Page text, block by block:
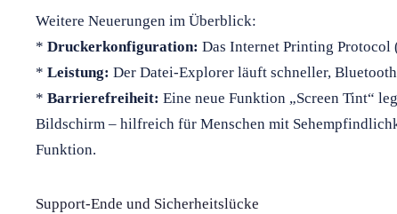
Weitere Neuerungen im Überblick:
* Druckerkonfiguration: Das Internet Printing Protocol
* Leistung: Der Datei-Explorer läuft schneller,
* Barrierefreiheit: Eine neue Funktion „Screen Tint“
Bildschirm – hilfreich für Menschen mit
Funktion.
Support-Ende und Sicherheitslücke